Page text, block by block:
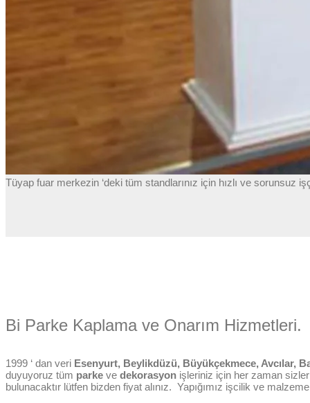
Tüyap fuar merkezin ‘deki tüm standlarınız için hızlı ve
Bi Parke Kaplama ve Onarım Hizmetleri.
1999 ‘ dan veri Esenyurt, Beylikdüzü, Büyükçekmece, Avcılar,
duyuyoruz tüm parke ve dekorasyon işleriniz için her zaman
bulunacaktır lütfen bizden fiyat alınız. Yapığımız işcilik ve